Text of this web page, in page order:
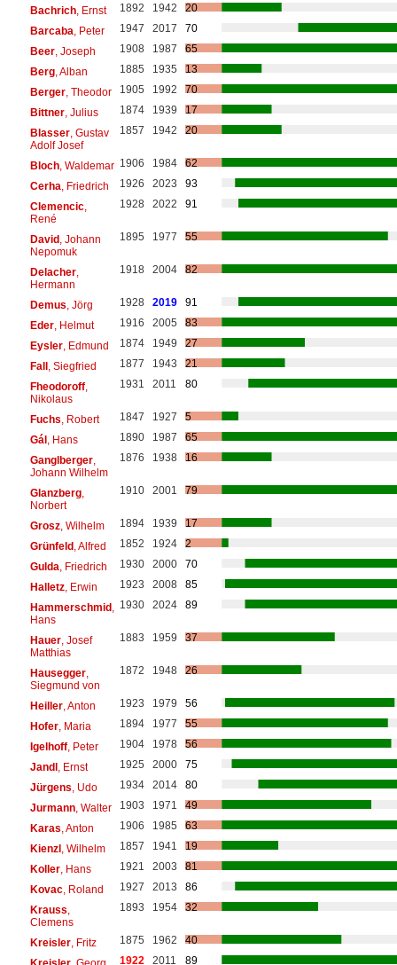
Bachrich, Ernst 1892 1942
20
Barcaba , Peter 1947 2017
70
Beer, Joseph 1908 1987
65
Berg, Alban 1885 1935
13
Berger, Theodor 1905 1992
70
Bittner, Julius 1874 1939
17
Blasser, Gustav
Adolf Josef
1857 1942 20
Bloch, Waldemar 1906 1984
62
Cerha , Friedrich 1926 2023
93
Clemencic,
René
1928 2022 91
David, Johann
Nepomuk
1895 1977 55
Delacher,
Hermann
1918 2004 82
Demus , Jörg 1928 2019
91
Eder, Helmut 1916 2005
83
Eysler, Edmund 1874 1949
27
Fall, Siegfried 1877 1943
21
Fheodoroff,
Nikolaus
1931 2011 80
Fuchs , Robert 1847 1927
5
Gál, Hans 1890 1987
65
Ganglberger,
Johann Wilhelm
1876 1938 16
Glanzberg,
Norbert
1910 2001 79
Grosz, Wilhelm 1894 1939
17
Grünfeld, Alfred 1852 1924
2
Gulda , Friedrich 1930 2000
70
Halletz, Erwin 1923 2008
85
Hammerschmid,
Hans
1930 2024 89
Hauer, Josef
Matthias
1883 1959 37
Hausegger,
Siegmund von
1872 1948 26
Heiller, Anton 1923 1979
56
Hofer, Maria 1894 1977
55
Igelhoff, Peter 1904 1978
56
Jandl, Ernst 1925 2000
75
Jürgens , Udo 1934 2014
80
Jurmann, Walter 1903 1971
49
Karas , Anton 1906 1985
63
Kienzl, Wilhelm 1857 1941
19
Koller, Hans 1921 2003
81
Kovac, Roland 1927 2013
86
Krauss
Clemens
1893 1954 32
Kreisler, Fritz 1875 1962
40
1922 2011
89